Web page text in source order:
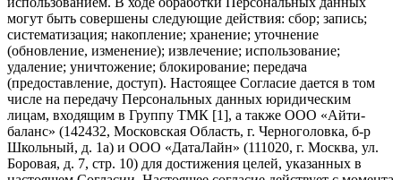
могут быть совершены следующие действия: сбор; запись;
систематизация; накопление; хранение; уточнение
(обновление, изменение); извлечение; использование;
удаление; уничтожение; блокирование; передача
(предоставление, доступ). Настоящее Согласие дается в том
числе на передачу Персональных данных юридическим
лицам, входящим в Группу ТМК [1], а также ООО «Айти-
баланс» (142432, Московская Область, г. Черноголовка, б-р
Школьный, д. 1а) и ООО «ДатаЛайн» (111020, г. Москва, ул.
Боровая, д. 7, стр. 10) для достижения целей, указанных в